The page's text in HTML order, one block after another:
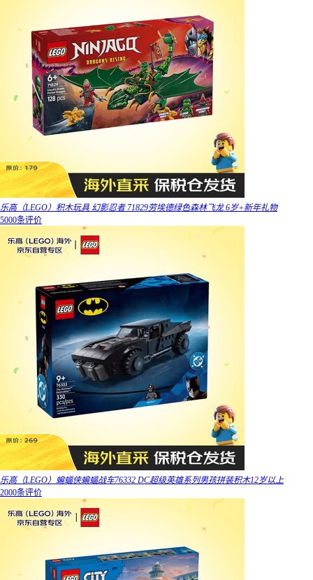
乐高（LEGO）积木玩具 幻影忍者 71829劳埃德绿色森林飞龙 6岁+新年礼物
5000条评价
乐高（LEGO）蝙蝠侠蝙蝠战车76332 DC超级英雄系列男孩拼装积木12岁以上
2000条评价